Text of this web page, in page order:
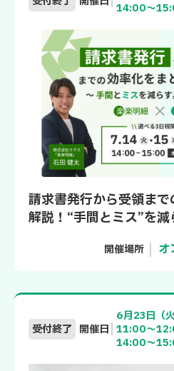
14:00～
請求書発行から受領ま
解説！“手間とミス”を減
開催場所 オ
受付終了 開催日
6月23日（
11:00～
14:00～